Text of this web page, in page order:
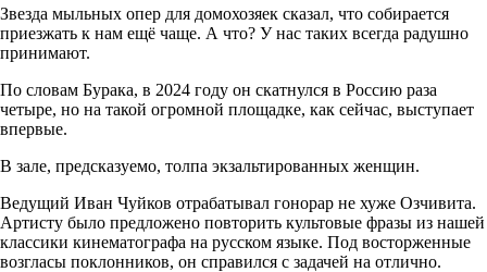
Звезда мыльных опер для домохозяек сказал, что собирается
приезжать к нам ещё чаще. А что? У нас таких всегда радушно
принимают.
По словам Бурака, в 2024 году он скатнулся в Россию раза
четыре, но на такой огромной площадке, как сейчас, выступает
впервые.
В зале, предсказуемо, толпа экзальтированных женщин.
Ведущий Иван Чуйков отрабатывал гонорар не хуже Озчивита.
Артисту было предложено повторить культовые фразы из нашей
классики кинематографа на русском языке. Под восторженные
возгласы поклонников, он справился с задачей на отлично.